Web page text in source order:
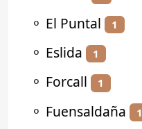
⚬ El Puntal 1
⚬ Eslida 1
⚬ Forcall 1
⚬ Fuensaldaña 1